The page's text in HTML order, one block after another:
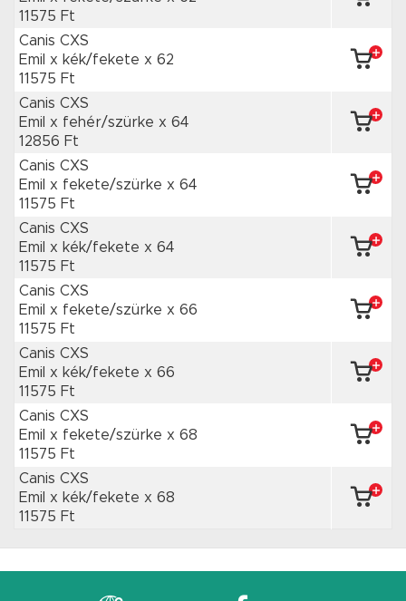
11575 Ft
Canis CXS
Emil x kék/fekete x 62
11575 Ft
Canis CXS
Emil x fehér/szürke x 64
12856 Ft
Canis CXS
Emil x fekete/szürke x 64
11575 Ft
Canis CXS
Emil x kék/fekete x 64
11575 Ft
Canis CXS
Emil x fekete/szürke x 66
11575 Ft
Canis CXS
Emil x kék/fekete x 66
11575 Ft
Canis CXS
Emil x fekete/szürke x 68
11575 Ft
Canis CXS
Emil x kék/fekete x 68
11575 Ft